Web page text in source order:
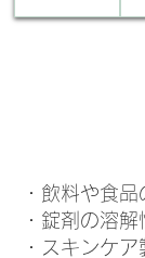
商品名
クエン酸（無
水）
・飲料や食
・錠剤の溶
・スキンケ